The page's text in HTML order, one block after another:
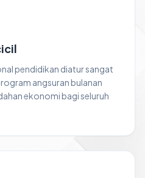
pendidikan diatur sangat
angsuran bulanan
ekonomi bagi seluruh